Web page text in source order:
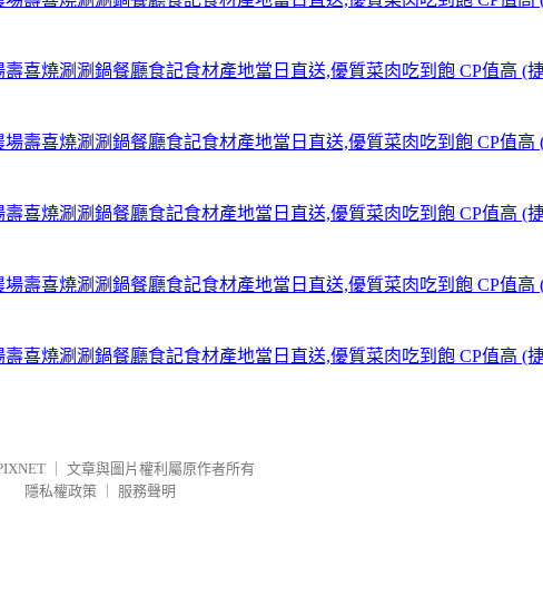
喜燒涮涮鍋餐廳食記食材產地當日直送,優質菜肉吃到飽 CP值高 (
喜燒涮涮鍋餐廳食記食材產地當日直送,優質菜肉吃到飽 CP值高 (
喜燒涮涮鍋餐廳食記食材產地當日直送,優質菜肉吃到飽 CP值高 (
文章與圖片權利屬原作者所有
隱私權政策
服務聲明